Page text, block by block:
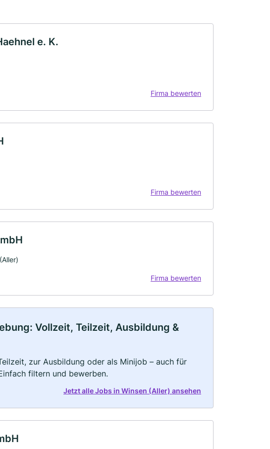
e. K.
Firma bewerten
Firma bewerten
Firma bewerten
Vollzeit, Teilzeit, Ausbildung &
zur Ausbildung oder als Minijob – auch für
filtern und bewerben.
Jetzt alle Jobs in Winsen (Aller) ansehen